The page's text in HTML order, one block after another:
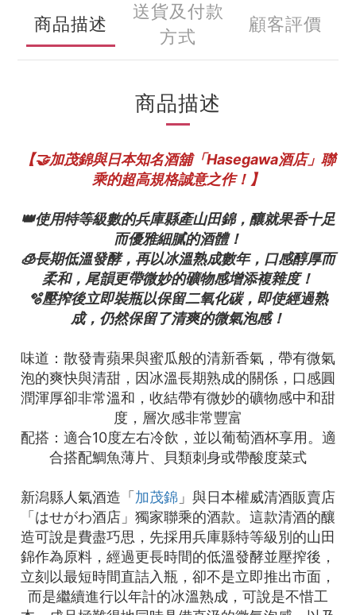
商品描述
送貨及付款
方式
顧客評價
商品描述
【🤝加茂錦與日本知名酒舖「Hasegawa酒店」聯
乘的超高規格誠意之作！】
👑使用特等級數的兵庫縣產山田錦，釀就果香十足
而優雅細膩的酒體！
🧊長期低溫發酵，再以冰溫熟成數年，口感醇厚而
柔和，尾韻更帶微妙的礦物感增添複雜度！
🫧壓搾後立即裝瓶以保留二氧化碳，即使經過熟
成，仍然保留了清爽的微氣泡感！
味道：散發青蘋果與蜜瓜般的清新香氣，帶有微氣
泡的爽快與清甜，因冰溫長期熟成的關係，口感圓
潤渾厚卻非常溫和，收結帶有微妙的礦物感中和甜
度，層次感非常豐富
配搭：適合10度左右冷飲，並以葡萄酒杯享用。適
合搭配鯛魚薄片、貝類刺身或帶酸度菜式
新潟縣人氣酒造「 加茂錦 」與日本權威清酒販賣店
「はせがわ酒店」獨家聯乘的酒款。這款清酒的釀
造可說是費盡巧思，先採用兵庫縣特等級別的山田
錦作為原料，經過更長時間的低溫發酵並壓搾後，
立刻以最短時間直詰入瓶，卻不是立即推出市面，
而是繼續進行以年計的冰溫熟成，可說是不惜工